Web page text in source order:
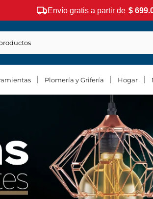
Envío gratis a partir de $
Plomería y Grifería Hogar